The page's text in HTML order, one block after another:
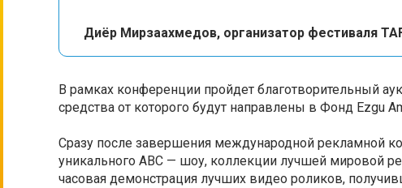
Диёр Мирзаахмедов, организатор фестиваля
В рамках конференции пройдет благотворительный
средства от которого будут направлены в Фонд Ezgu
Cразу после завершения международной рекламной
уникального ABC — шоу, коллекции лучшей мировой
часовая демонстрация лучших видео роликов,